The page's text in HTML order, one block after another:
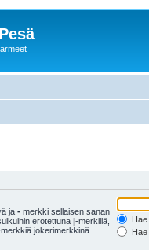
ja - merkki sellaisen sanan
erotettuna |-merkillä,
jokerimerkkinä